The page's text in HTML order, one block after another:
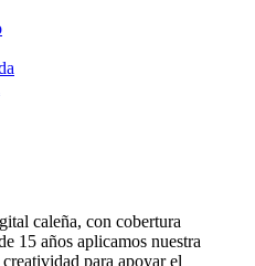
caleña, con cobertura
15 años aplicamos nuestra
para apoyar el